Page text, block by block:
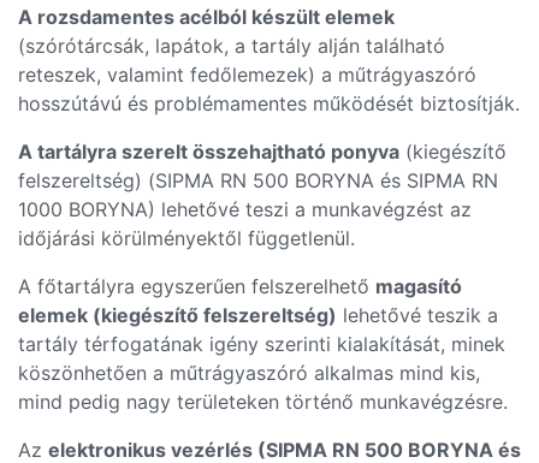
A rozsdamentes acélból készült elemek
(szórótárcsák, lapátok, a tartály alján található
reteszek, valamint fedőlemezek) a műtrágyaszóró
hosszútávú és problémamentes működését biztosítják.
A tartályra szerelt összehajtható ponyva (kiegészítő
felszereltség) (SIPMA RN 500 BORYNA és SIPMA RN
1000 BORYNA) lehetővé teszi a munkavégzést az
időjárási körülményektől függetlenül.
A főtartályra egyszerűen felszerelhető magasító
elemek (kiegészítő felszereltség) lehetővé teszik a
tartály térfogatának igény szerinti kialakítását, minek
köszönhetően a műtrágyaszóró alkalmas mind kis,
mind pedig nagy területeken történő munkavégzésre.
Az elektronikus vezérlés (SIPMA RN 500 BORYNA és